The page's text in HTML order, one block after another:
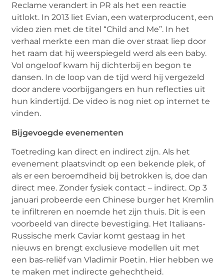
Reclame verandert in PR als het een reactie
uitlokt. In 2013 liet Evian, een waterproducent, een
video zien met de titel “Child and Me”. In het
verhaal merkte een man die over straat liep door
het raam dat hij weerspiegeld werd als een baby.
Vol ongeloof kwam hij dichterbij en begon te
dansen. In de loop van de tijd werd hij vergezeld
door andere voorbijgangers en hun reflecties uit
hun kindertijd. De video is nog niet op internet te
vinden.
Bijgevoegde evenementen
Toetreding kan direct en indirect zijn. Als het
evenement plaatsvindt op een bekende plek, of
als er een beroemdheid bij betrokken is, doe dan
direct mee. Zonder fysiek contact – indirect. Op 3
januari probeerde een Chinese burger het Kremlin
te infiltreren en noemde het zijn thuis. Dit is een
voorbeeld van directe bevestiging. Het Italiaans-
Russische merk Caviar komt gestaag in het
nieuws en brengt exclusieve modellen uit met
een bas-reliëf van Vladimir Poetin. Hier hebben we
te maken met indirecte gehechtheid.